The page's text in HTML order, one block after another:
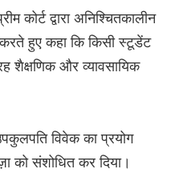
कोर्ट द्वारा अनिश्चितकालीन
हुए कहा कि किसी स्टूडेंट
शैक्षणिक और व्यावसायिक
विवेक का प्रयोग
संशोधित कर दिया।